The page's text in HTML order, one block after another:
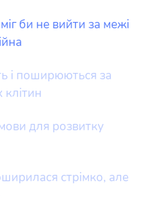
би не вийти за межі
і поширюються за
для розвитку
стрімко, але